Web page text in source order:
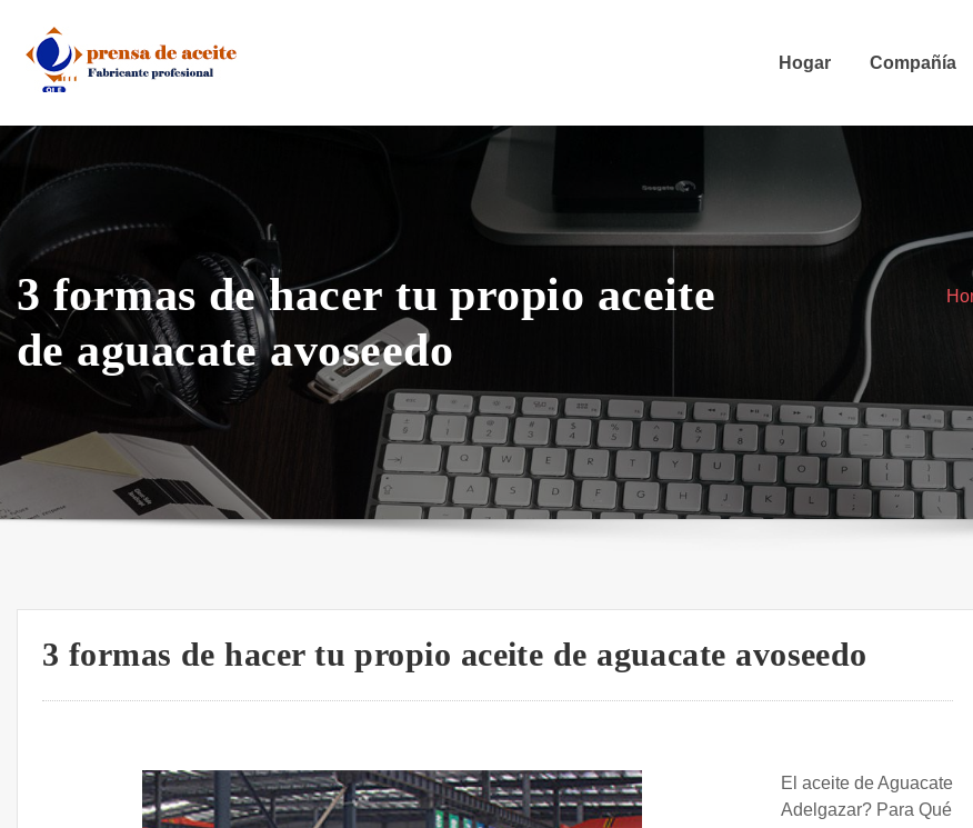
content
Hogar Compañía
3 formas de hacer tu propio aceite
de aguacate avoseedo
3 formas de hacer tu propio aceite de aguacate avoseedo
El aceite de Aguacate
Adelgazar? Para Qué